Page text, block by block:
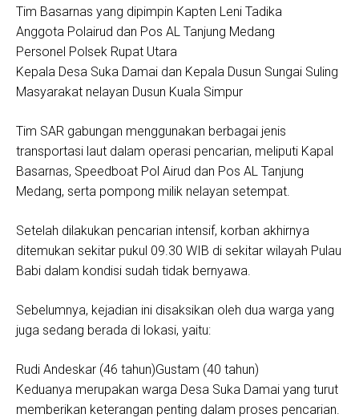
Tim Basarnas yang dipimpin Kapten Leni Tadika
Anggota Polairud dan Pos AL Tanjung Medang
Personel Polsek Rupat Utara
Kepala Desa Suka Damai dan Kepala Dusun Sungai Suling
Masyarakat nelayan Dusun Kuala Simpur
Tim SAR gabungan menggunakan berbagai jenis
transportasi laut dalam operasi pencarian, meliputi Kapal
Basarnas, Speedboat Pol Airud dan Pos AL Tanjung
Medang, serta pompong milik nelayan setempat.
Setelah dilakukan pencarian intensif, korban akhirnya
ditemukan sekitar pukul 09.30 WIB di sekitar wilayah Pulau
Babi dalam kondisi sudah tidak bernyawa.
Sebelumnya, kejadian ini disaksikan oleh dua warga yang
juga sedang berada di lokasi, yaitu:
Rudi Andeskar (46 tahun)Gustam (40 tahun)
Keduanya merupakan warga Desa Suka Damai yang turut
memberikan keterangan penting dalam proses pencarian.